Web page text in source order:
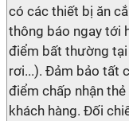
có các thiết bị ăn
thông báo ngay tới
điểm bất thường
rơi...). Đảm bảo tất
điểm chấp nhận
khách hàng. Đối